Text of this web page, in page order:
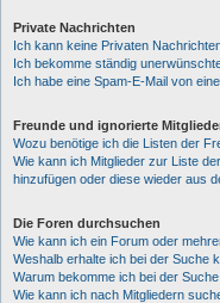
Private Nachrichten
Ich kann keine Privaten
Ich bekomme ständig
Ich habe eine Spam-E-Mail von
Freunde und ignorierte
Wozu benötige ich die Listen der
Wie kann ich Mitglieder zur Liste
hinzufügen oder diese wieder aus
Die Foren durchsuchen
Wie kann ich ein Forum oder
Weshalb erhalte ich bei der Suche
Warum bekomme ich bei der
Wie kann ich nach Mitgliedern